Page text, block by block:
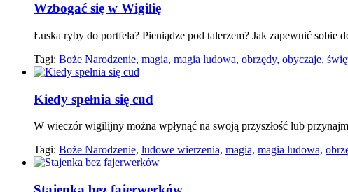
Wzbogać się w Wigilię
Łuska ryby do portfela? Pieniądze pod talerzem? Jak zapewnić sobie
Tagi: Boże Narodzenie, magia, magia ludowa, obrzędy, obyczaje,
Kiedy spełnia się cud
W wieczór wigilijny można wpłynąć na swoją przyszłość lub
Tagi: Boże Narodzenie, ludowe wierzenia, magia, magia ludowa,